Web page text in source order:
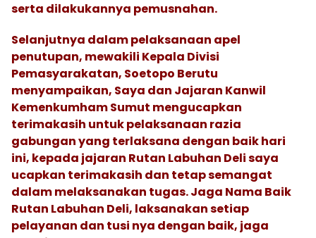
serta dilakukannya pemusnahan.
Selanjutnya dalam pelaksanaan apel
penutupan, mewakili Kepala Divisi
Pemasyarakatan, Soetopo Berutu
menyampaikan, Saya dan Jajaran Kanwil
Kemenkumham Sumut mengucapkan
terimakasih untuk pelaksanaan razia
gabungan yang terlaksana dengan baik hari
ini, kepada jajaran Rutan Labuhan Deli saya
ucapkan terimakasih dan tetap semangat
dalam melaksanakan tugas. Jaga Nama Baik
Rutan Labuhan Deli, laksanakan setiap
pelayanan dan tusi nya dengan baik, jaga